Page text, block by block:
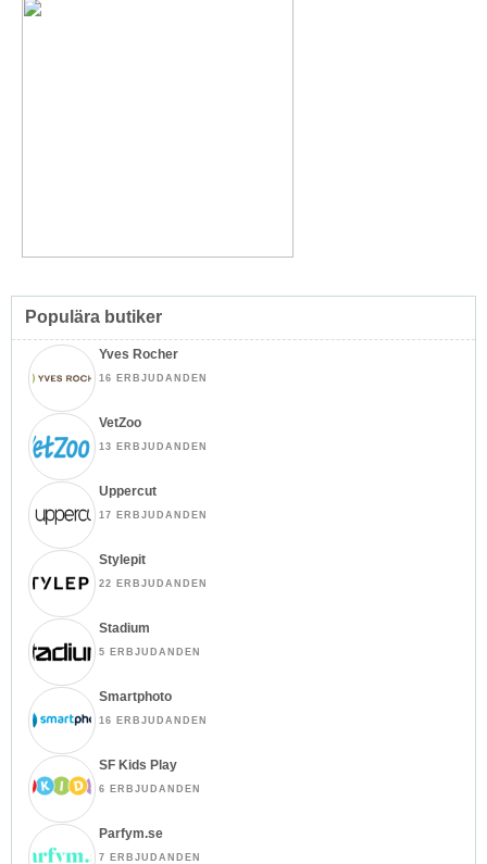
Populära butiker
Yves Rocher
16 ERBJUDANDEN
VetZoo
13 ERBJUDANDEN
Uppercut
17 ERBJUDANDEN
Stylepit
22 ERBJUDANDEN
Stadium
5 ERBJUDANDEN
Smartphoto
16 ERBJUDANDEN
SF Kids Play
6 ERBJUDANDEN
Parfym.se
7 ERBJUDANDEN